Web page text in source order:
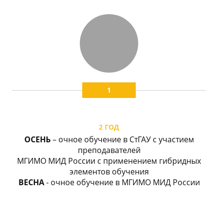
1
2 ГОД
ОСЕНЬ– очное обучение в СтГАУ с участием
преподавателей
МГИМО МИД России с применением гибридных
элементов обучения
ВЕСНА- очное обучение в МГИМО МИД России